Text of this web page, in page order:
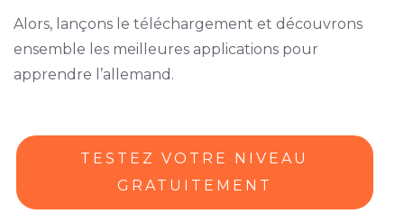
Alors, lançons le téléchargement et découvrons
ensemble les meilleures applications pour
apprendre l’allemand.
TESTEZ VOTRE NIVEAU
GRATUITEMENT